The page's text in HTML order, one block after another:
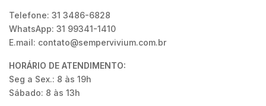
Telefone: 31 3486-6828
WhatsApp: 31 99341-1410
E.mail: contato@sempervivium.com.br
HORÁRIO DE ATENDIMENTO:
Seg a Sex.: 8 às 19h
Sábado: 8 às 13h